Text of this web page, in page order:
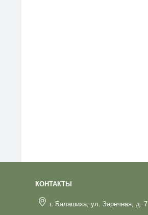
КОНТАКТЫ
г. Балашиха, ул. Заречная, д. 7